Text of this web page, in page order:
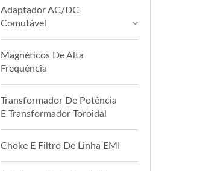
Adaptador AC/DC
Comutável
Magnéticos De Alta
Frequência
Transformador De Potência
E Transformador Toroidal
Choke E Filtro De Linha EMI